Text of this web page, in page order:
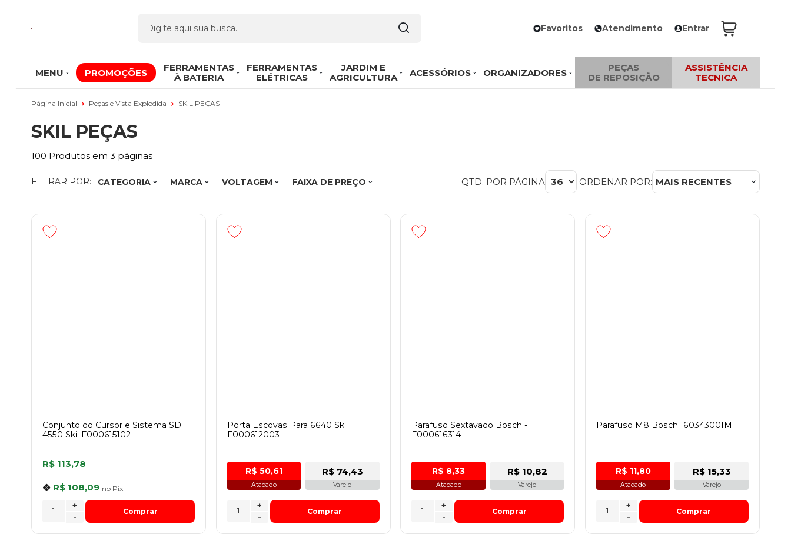
Favoritos Atendimento Entrar
MENU PROMOÇÕES
FERRAMENTAS
À BATERIA
FERRAMENTAS
ELÉTRICAS
JARDIM E
AGRICULTURA
ACESSÓRIOS ORGANIZADORES
PEÇAS
DE REPOSIÇÃO
ASSISTÊNCIA
TECNICA
Página Inicial Peças e Vista Explodida SKIL PEÇAS
SKIL PEÇAS
100 Produtos em 3 páginas
FILTRAR POR: CATEGORIA MARCA VOLTAGEM FAIXA DE PREÇO QTD. POR PÁGINA ORDENAR POR: MAIS RECENTES
Conjunto do Cursor e Sistema SD
4550 Skil F000615102
R$ 113,78
R$ 108,09 no Pix
-
+
Comprar
Porta Escovas Para 6640 Skil
F000612003
R$ 50,61
Atacado
R$ 74,43
Varejo
-
+
Comprar
Parafuso Sextavado Bosch -
F000616314
R$ 8,33
Atacado
R$ 10,82
Varejo
-
+
Comprar
Parafuso M8 Bosch 160343001M
R$ 11,80
Atacado
R$ 15,33
Varejo
-
+
Comprar